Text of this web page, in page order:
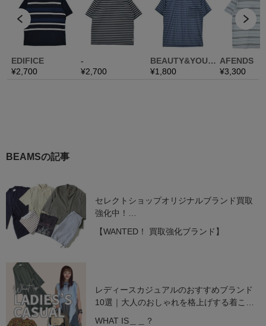
BEAMSの記事
セレクトショップオリジナルブランド買取
強化中！
［BEAMS］＆［UNITED ARROWS］
【WANTED！ 買取強化ブランド】
レディースカジュアルのおすすめブランド
10選｜大人のおしゃれを格上げする着こな
WHAT IS＿＿？